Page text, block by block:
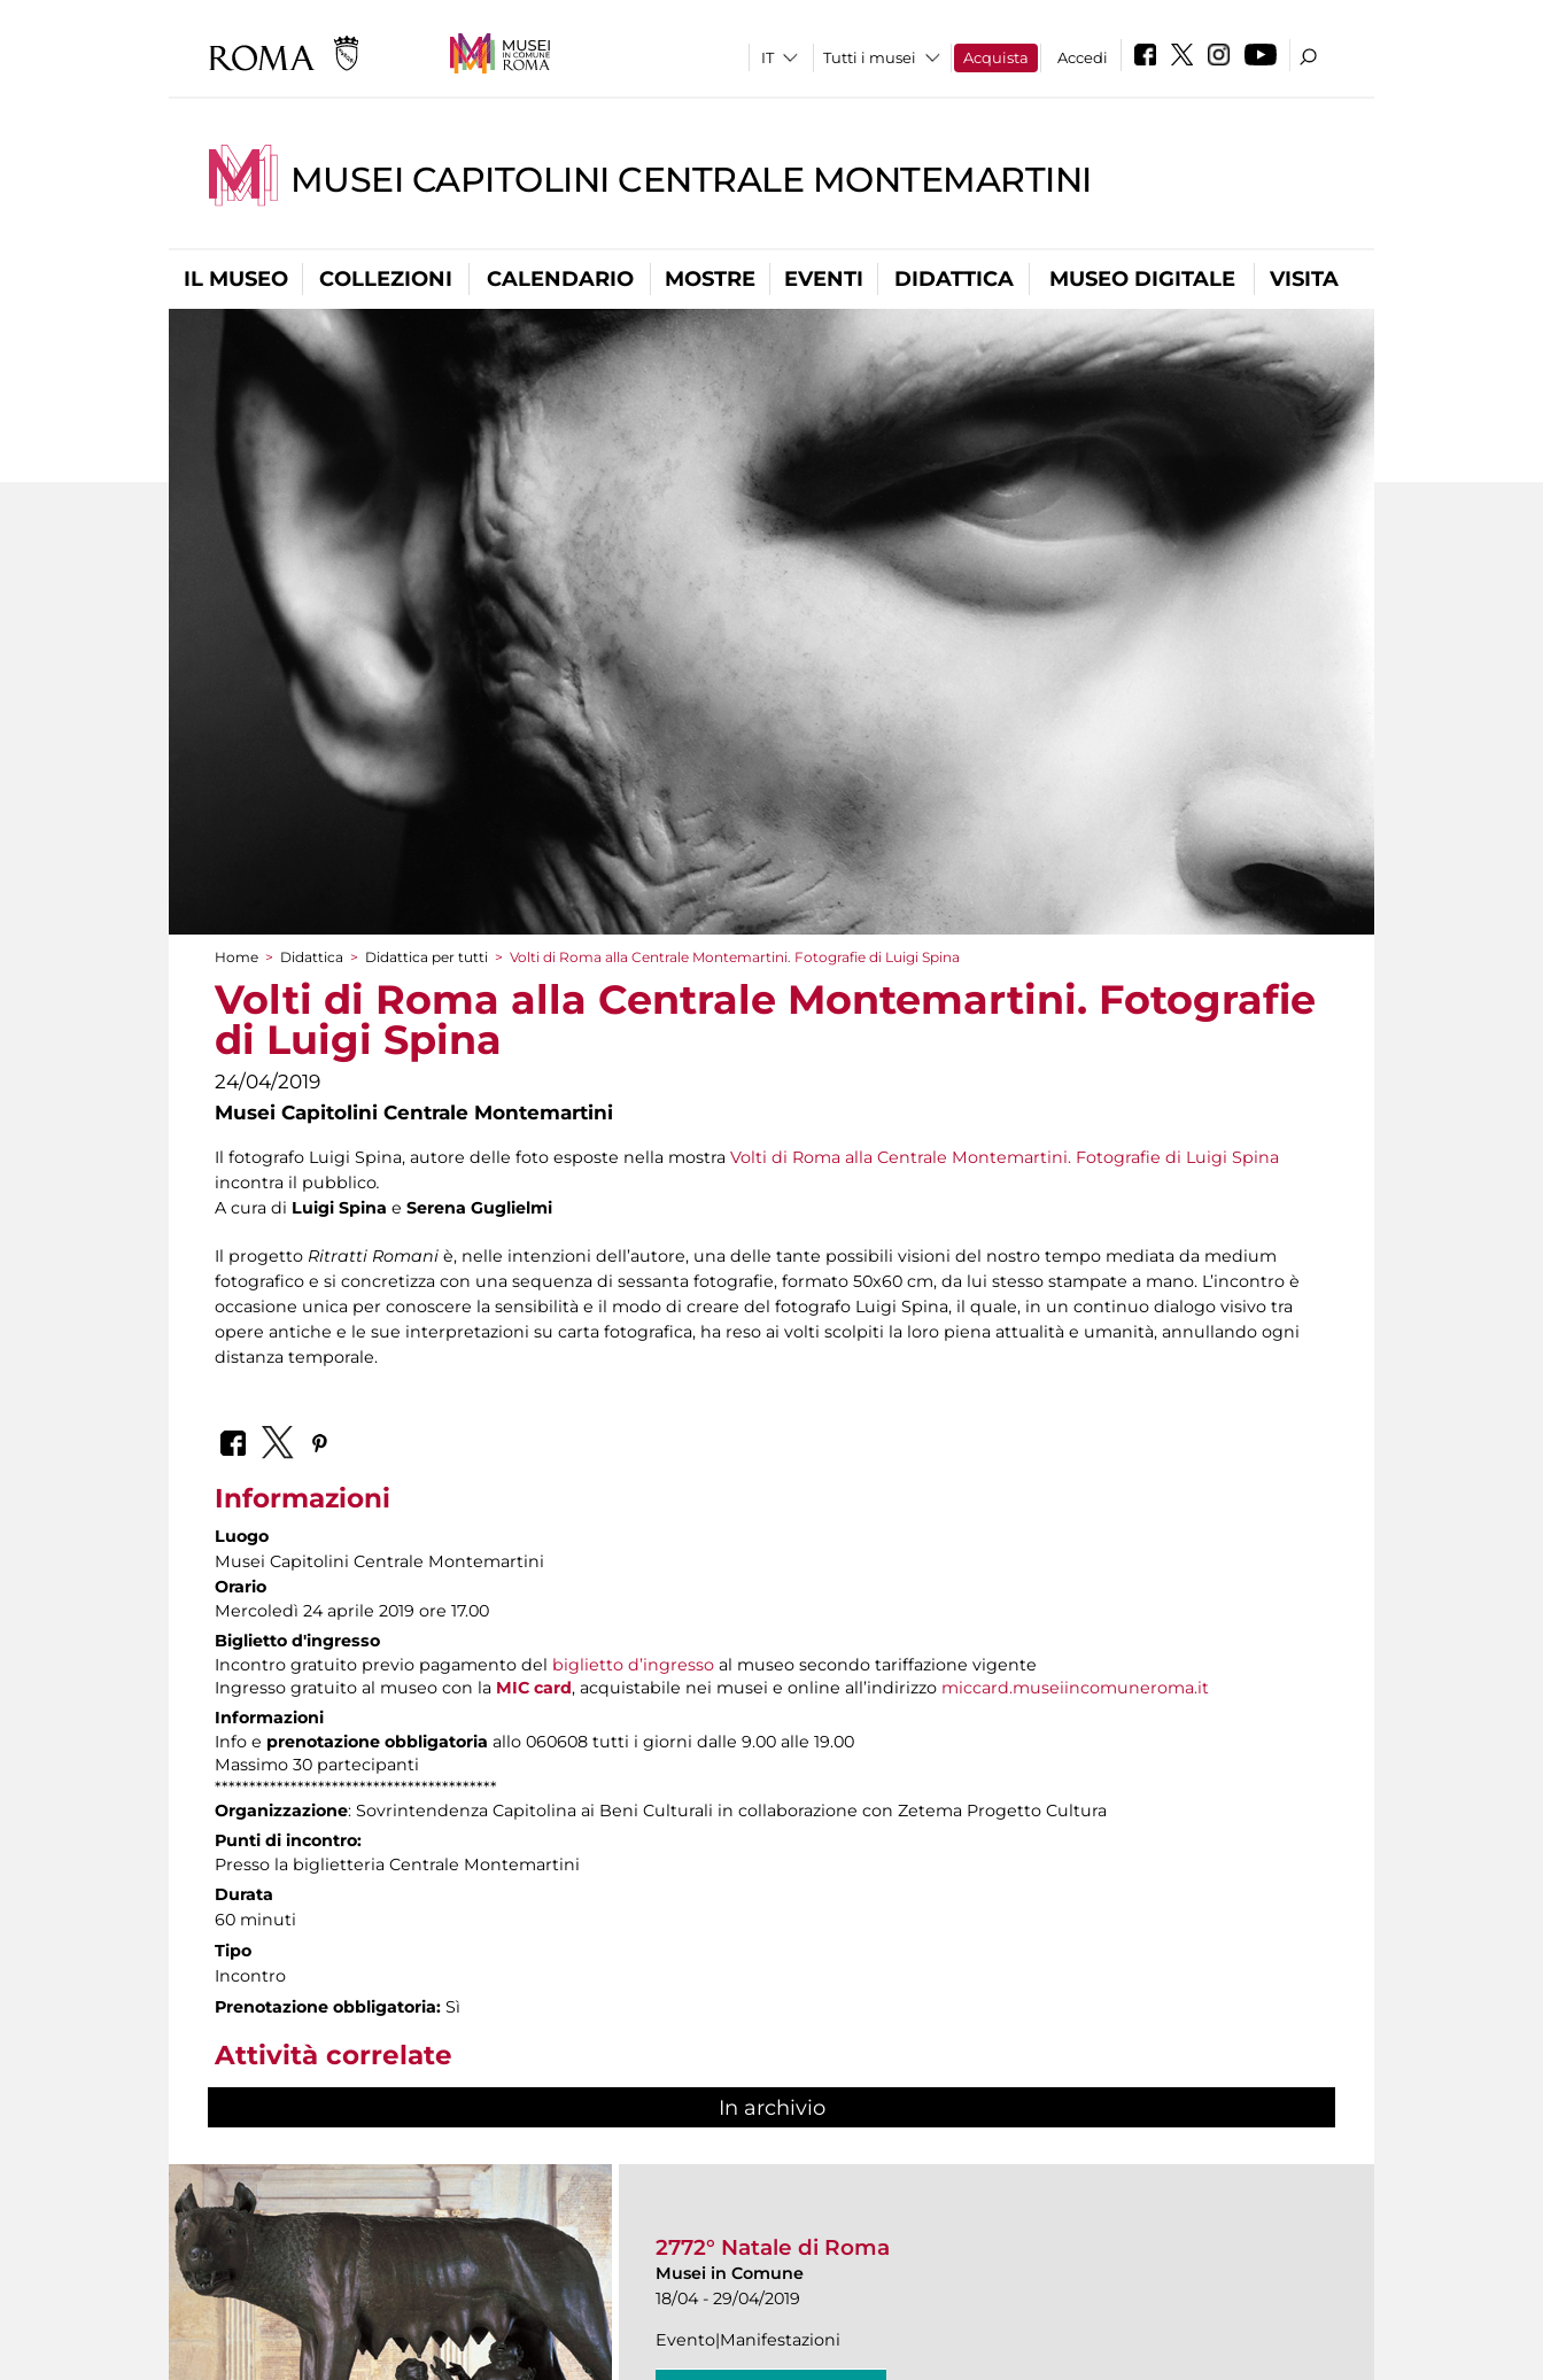
Tutti i musei Acquista Accedi
MUSEI CAPITOLINI CENTRALE MONTEMARTINI
IL MUSEO COLLEZIONI CALENDARIO MOSTRE EVENTI DIDATTICA MUSEO DIGITALE VISITA
Tu sei qui
Home > Didattica > Didattica per tutti > Volti di Roma alla Centrale Montemartini. Fotografie di Luigi Spina
Volti di Roma alla Centrale Montemartini. Fotografie
di Luigi Spina
24/04/2019
Musei Capitolini Centrale Montemartini
Il fotografo Luigi Spina, autore delle foto esposte nella mostra Volti di Roma alla Centrale Montemartini. Fotografie di Luigi Spina
incontra il pubblico.
A cura di Luigi Spina e Serena Guglielmi
Il progetto Ritratti Romani è, nelle intenzioni dell’autore, una delle tante possibili visioni del nostro tempo mediata da medium
fotografico e si concretizza con una sequenza di sessanta fotografie, formato 50x60 cm, da lui stesso stampate a mano. L’incontro è
occasione unica per conoscere la sensibilità e il modo di creare del fotografo Luigi Spina, il quale, in un continuo dialogo visivo tra
opere antiche e le sue interpretazioni su carta fotografica, ha reso ai volti scolpiti la loro piena attualità e umanità, annullando ogni
distanza temporale.
Informazioni
Luogo
Musei Capitolini Centrale Montemartini
Orario
Mercoledì 24 aprile 2019 ore 17.00
Biglietto d'ingresso
Incontro gratuito previo pagamento del biglietto d’ingresso al museo secondo tariffazione vigente
Ingresso gratuito al museo con la MIC card, acquistabile nei musei e online all’indirizzo miccard.museiincomuneroma.it
Informazioni
Info e prenotazione obbligatoria allo 060608 tutti i giorni dalle 9.00 alle 19.00
Massimo 30 partecipanti
*****************************************
Organizzazione: Sovrintendenza Capitolina ai Beni Culturali in collaborazione con Zetema Progetto Cultura
Punti di incontro:
Presso la biglietteria Centrale Montemartini
Durata
60 minuti
Tipo
Incontro
Prenotazione obbligatoria: Sì
Attività correlate
In archivio
2772° Natale di Roma
Musei in Comune
18/04 - 29/04/2019
Evento|Manifestazioni